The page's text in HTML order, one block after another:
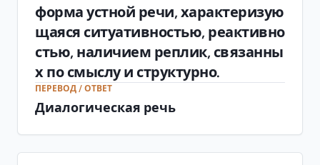
форма устной речи, характеризую
щаяся ситуативностью, реактивно
стью, наличием реплик, связанны
х по смыслу и структурно.
ПЕРЕВОД / ОТВЕТ
Диалогическая речь